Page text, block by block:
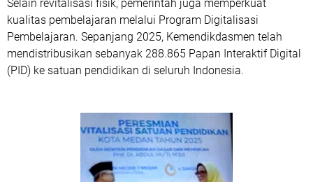
Selain revitalisasi fisik, pemerintah juga memperkuat
kualitas pembelajaran melalui Program Digitalisasi
Pembelajaran. Sepanjang 2025, Kemendikdasmen telah
mendistribusikan sebanyak 288.865 Papan Interaktif Digital
(PID) ke satuan pendidikan di seluruh Indonesia.